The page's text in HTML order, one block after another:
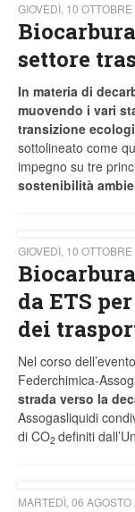
GIOVEDÌ, 10
settore
In materia di
muovendo i vari
transizione
sottolineato come
impegno su tre
sostenibilità
GIOVEDÌ, 10
da ETS
dei
Nel corso dell’evento
Federchimica-
strada verso la
Assogasliquidi
di CO2 definiti
MARTEDÌ, 06 AGOSTO